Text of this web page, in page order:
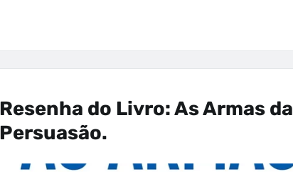
Resenha do Livro: As Armas da
Persuasão.